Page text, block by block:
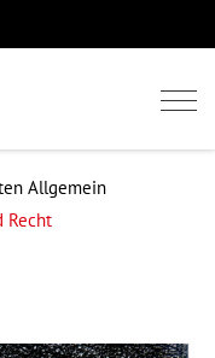
Allgemein
Recht